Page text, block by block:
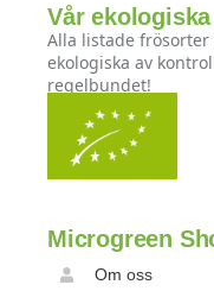
Vår
Alla listade
ekologiska av
regelbundet!
Microgreen
Om oss